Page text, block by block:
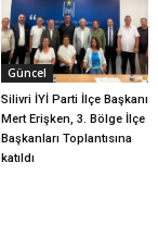
Güncel
Silivri İYİ Parti İlçe Başkanı
Mert Erişken, 3. Bölge İlçe
Başkanları Toplantısına
katıldı